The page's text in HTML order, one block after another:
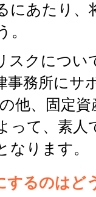
にあたり、
。
スクにつ
事務所にサ
他、固定
って、素人
なります。
するのはど